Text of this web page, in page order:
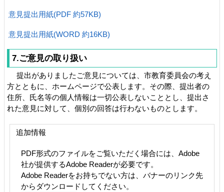
意見提出用紙(PDF 約57KB)
意見提出用紙(WORD 約16KB)
7.ご意見の取り扱い
提出がありましたご意見については、市教育委員会の考え
方とともに、ホームページで公表します。その際、提出者の
住所、氏名等の個人情報は一切公表しないこととし、提出さ
れた意見に対して、個別の回答は行わないものとします。
追加情報
PDF形式のファイルをご覧いただく場合には、Adobe
社が提供するAdobe Readerが必要です。
Adobe Readerをお持ちでない方は、バナーのリンク先
からダウンロードしてください。